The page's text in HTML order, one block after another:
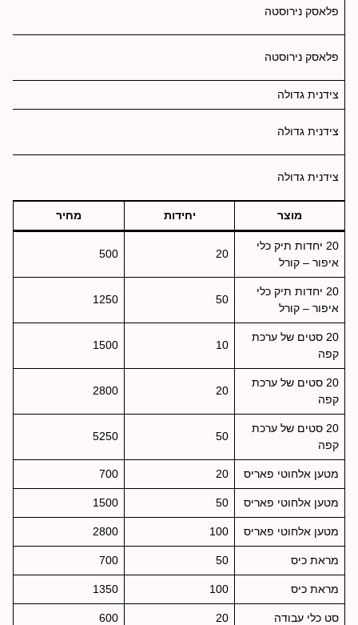
פלאסק נירוסטה
פלאסק נירוסטה
צידנית גדולה
צידנית גדולה
צידנית גדולה
מוצר יחידות מחיר
20 יחדות תיק כלי
איפור – קורל
20
500
20 יחדות תיק כלי
איפור – קורל
50
1250
20 סטים של ערכת
קפה
10
1500
20 סטים של ערכת
קפה
20
2800
20 סטים של ערכת
קפה
50
5250
מטען אלחוטי פאריס 20
700
מטען אלחוטי פאריס 50
1500
מטען אלחוטי פאריס 100
2800
מראת כיס 50
700
מראת כיס 100
1350
סט כלי עבודה 20
600